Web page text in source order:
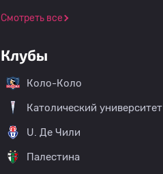
Смотреть все
Клубы
Коло-Коло
Католический университет
U. Де Чили
Палестина